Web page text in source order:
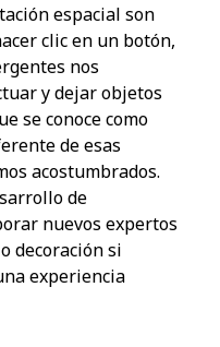
espacial son
clic en un botón,
nos
y dejar objetos
se conoce como
de esas
acostumbrados.
de
nuevos expertos
decoración si
experiencia